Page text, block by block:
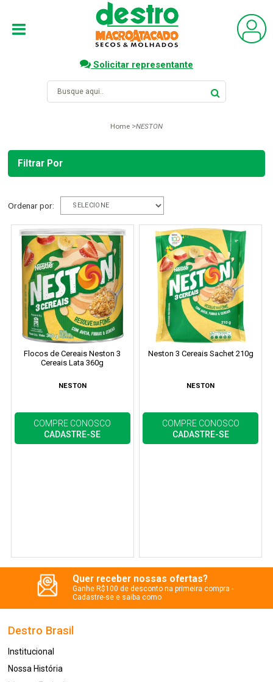
Solicitar representante
Home NESTON
Filtrar Por
Ordenar por:
Flocos de Cereais Neston 3
Cereais Lata 360g
NESTON
COMPRE CONOSCO
CADASTRE-SE
Neston 3 Cereais Sachet 210g
NESTON
COMPRE CONOSCO
CADASTRE-SE
Quer receber nossas ofertas?
Ganhe R$100 de desconto na primeira compra -
Cadastre-se e saiba como
Destro Brasil
Institucional
Nossa História